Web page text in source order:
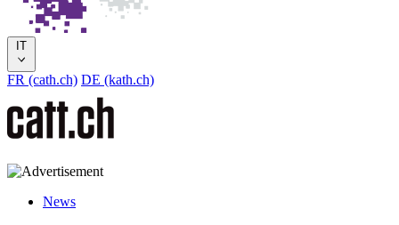
IT
FR (cath.ch) DE (kath.ch)
News